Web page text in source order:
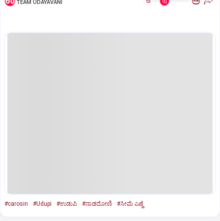
TEAM UDAYAVANI
#carosin #Udupi #ಉಡುಪಿ #ನಾಡದೋಣಿ #ಸೀಮೆ ಎಣ್ಣೆ